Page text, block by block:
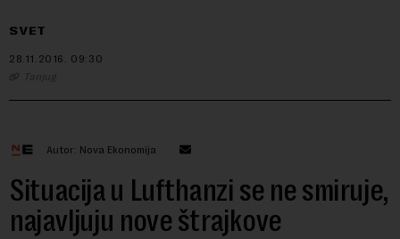
SVET
28.11.2016. 09:30
Tanjug
Autor: Nova Ekonomija
Situacija u Lufthanzi se ne smiruje,
najavljuju nove štrajkove